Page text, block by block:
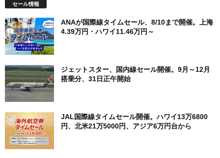
セール情報
ANAが国際線タイムセール、8/10まで開催。上海
4.39万円・ハワイ11.46万円～
ジェットスター、国内線セール開催。9月～12月
搭乗分、31日正午開始
JAL国際線タイムセール開催。ハワイ13万6800
円、北米21万5000円、アジア6万円台から